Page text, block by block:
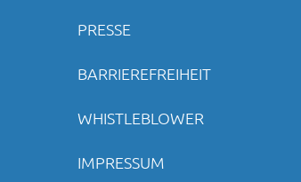
PRESSE
BARRIEREFREIHEIT
WHISTLEBLOWER
IMPRESSUM